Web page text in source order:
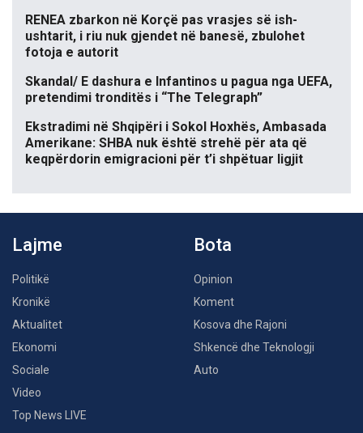
RENEA zbarkon në Korçë pas vrasjes së ish-
ushtarit, i riu nuk gjendet në banesë, zbulohet
fotoja e autorit
Skandal/ E dashura e Infantinos u pagua nga UEFA,
pretendimi tronditës i “The Telegraph”
Ekstradimi në Shqipëri i Sokol Hoxhës, Ambasada
Amerikane: SHBA nuk është strehë për ata që
keqpërdorin emigracioni për t’i shpëtuar ligjit
Lajme
Politikë
Kronikë
Aktualitet
Ekonomi
Sociale
Video
Top News LIVE
Bota
Opinion
Koment
Kosova dhe Rajoni
Shkencë dhe Teknologji
Auto